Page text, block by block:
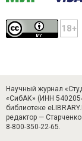
Научный журнал
«СибАК» (ИНН
библиотеке
редактор —
8-800-350-22-65.